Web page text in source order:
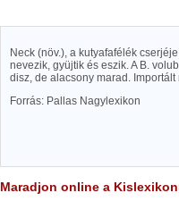
Neck (növ.), a kutyafafélék
nevezik, gyüjtik és eszik. A B.
disz, de alacsony marad.
Forrás: Pallas Nagylexikon
Maradjon online a